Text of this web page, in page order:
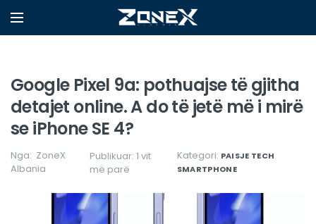
Google Pixel 9a: pothuajse të gjitha
detajet online. A do të jetë më i mirë
se iPhone SE 4?
Nga: ZoneX
Albania
Publikuar: 1 vit
më parë
Kategori: PAISJE TECH
SMARTPHONE